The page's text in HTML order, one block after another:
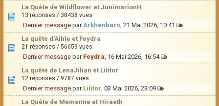
La Quête de Wildflower et JunimarionH
13 réponses / 38438 vues
Dernier message parArkhenbarn, 21 Mai 2026, 10:41
La quête d'Aihle et Feydra
21 réponses / 56659 vues
Dernier message par Feydra, 16 Mai 2026, 16:54
La quête de LenaJilian et Lilitor
12 réponses / 9787 vues
Dernier message par Lilitor, 03 Mai 2026, 23:09
La Quête de Memenne et Hiraeth